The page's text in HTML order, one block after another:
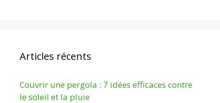
Articles récents
Couvrir une pergola : 7 idées efficaces contre
le soleil et la pluie